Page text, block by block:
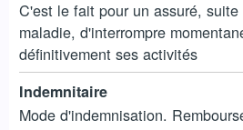
C'est le fait pour un assuré,
maladie, d'interrompre
définitivement ses activités
Indemnitaire
Mode d'indemnisation.